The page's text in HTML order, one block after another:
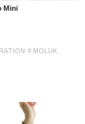
Mini
MOLUK